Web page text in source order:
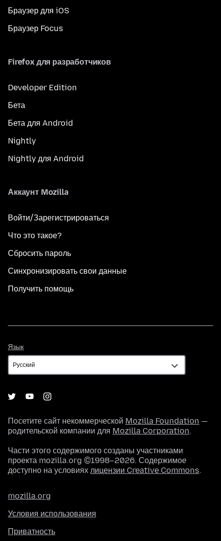
Браузер для iOS
Браузер Focus
Firefox для разработчиков
Developer Edition
Бета
Бета для Android
Nightly
Nightly для Android
Аккаунт Mozilla
Войти/Зарегистрироваться
Что это такое?
Сбросить пароль
Синхронизировать свои данные
Получить помощь
Язык
Посетите сайт некоммерческой Mozilla Foundation —
родительской компании для Mozilla Corporation.
Части этого содержимого созданы участниками
проекта mozilla.org ©1998–2026. Содержимое
доступно на условиях лицензии Creative Commons.
mozilla.org
Условия использования
Приватность